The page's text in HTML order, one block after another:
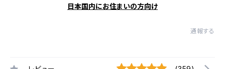
日本国内にお住まいの方向け
通報する